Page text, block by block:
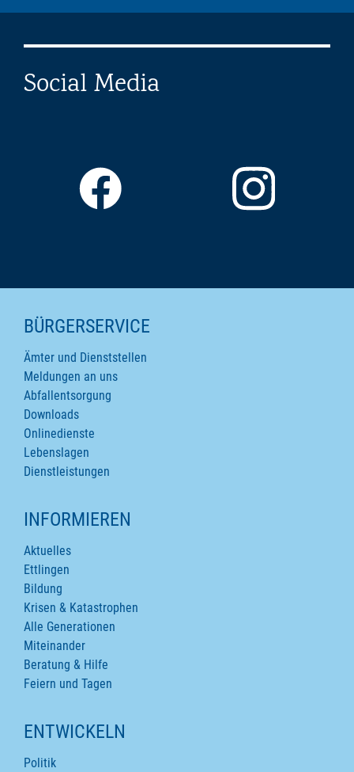
Social Media
SEITENINHALTE
BÜRGERSERVICE
Ämter und Dienststellen
Meldungen an uns
Abfallentsorgung
Downloads
Onlinedienste
Lebenslagen
Dienstleistungen
INFORMIEREN
Aktuelles
Ettlingen
Bildung
Krisen & Katastrophen
Alle Generationen
Miteinander
Beratung & Hilfe
Feiern und Tagen
ENTWICKELN
Politik